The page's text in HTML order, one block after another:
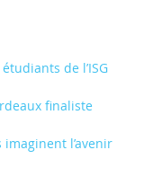
de l’ISG
finaliste
l’avenir